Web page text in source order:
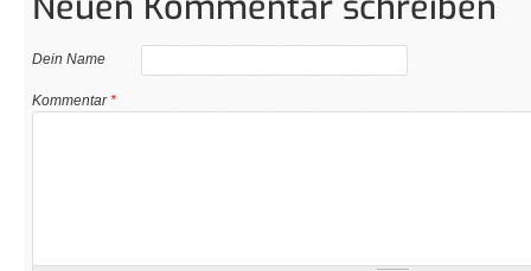
Dein Name
Kommentar*